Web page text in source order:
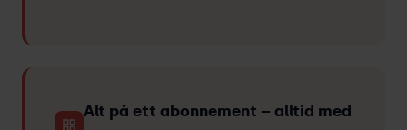
Alt på ett abonnement – alltid med